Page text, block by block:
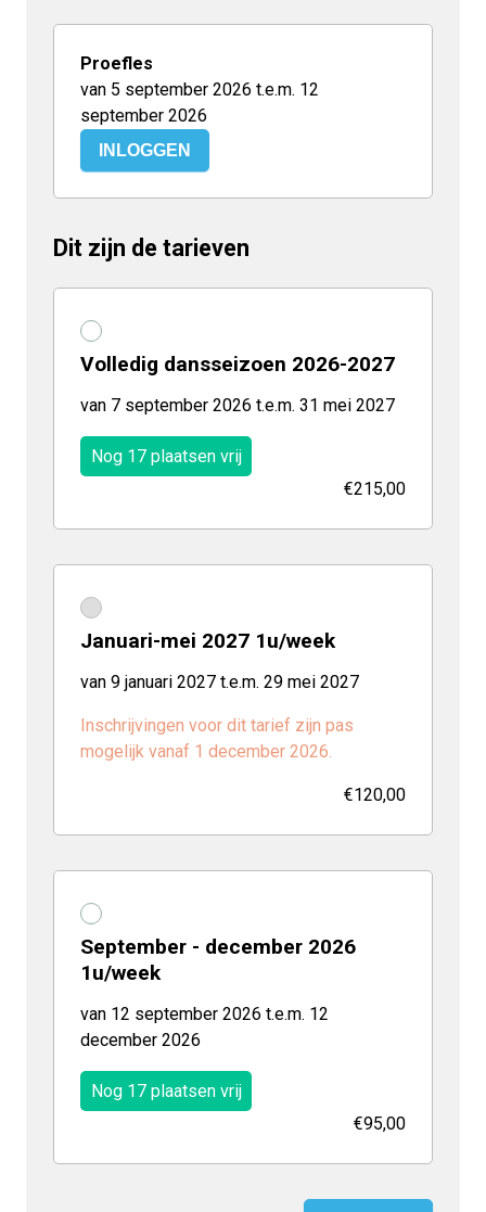
Proefles
van 5 september 2026 t.e.m. 12
september 2026
INLOGGEN
Dit zijn de tarieven
Volledig dansseizoen 2026-2027
van 7 september 2026 t.e.m. 31 mei 2027
Nog 17 plaatsen vrij
€215,00
Januari-mei 2027 1u/week
van 9 januari 2027 t.e.m. 29 mei 2027
Inschrijvingen voor dit tarief zijn pas
mogelijk vanaf 1 december 2026.
€120,00
September - december 2026
1u/week
van 12 september 2026 t.e.m. 12
december 2026
Nog 17 plaatsen vrij
€95,00